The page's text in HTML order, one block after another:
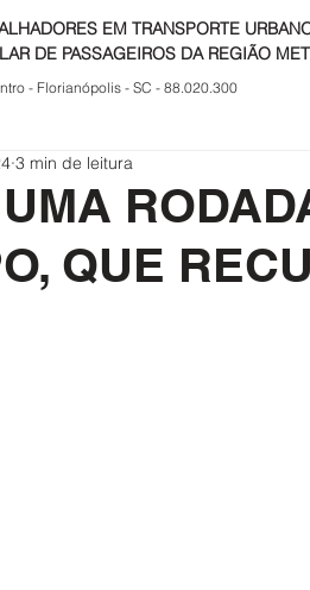
EM TRANSPORTE
DE PASSAGEIROS DA REGIÃO
- Florianópolis - SC - 88.020.300
QUE
3 min de leitura